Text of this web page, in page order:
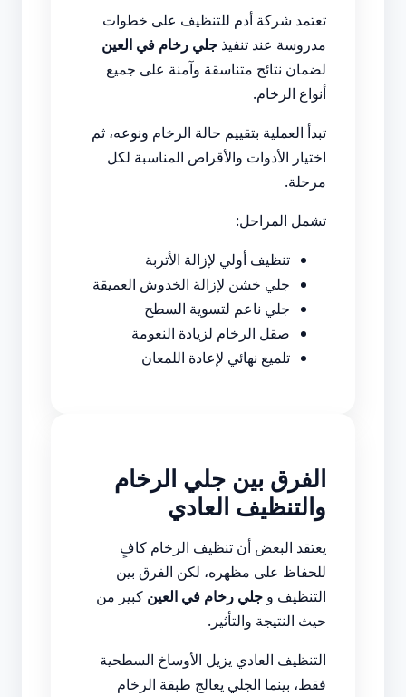
تعتمد شركة أدم للتنظيف على خطوات
مدروسة عند تنفيذ جلي رخام في العين
لضمان نتائج متناسقة وآمنة على جميع
أنواع الرخام.
تبدأ العملية بتقييم حالة الرخام ونوعه، ثم
اختيار الأدوات والأقراص المناسبة لكل
مرحلة.
تشمل المراحل:
تنظيف أولي لإزالة الأتربة
جلي خشن لإزالة الخدوش العميقة
جلي ناعم لتسوية السطح
صقل الرخام لزيادة النعومة
تلميع نهائي لإعادة اللمعان
الفرق بين جلي الرخام
والتنظيف العادي
يعتقد البعض أن تنظيف الرخام كافٍ
للحفاظ على مظهره، لكن الفرق بين
التنظيف و جلي رخام في العين كبير من
حيث النتيجة والتأثير.
التنظيف العادي يزيل الأوساخ السطحية
فقط، بينما الجلي يعالج طبقة الرخام